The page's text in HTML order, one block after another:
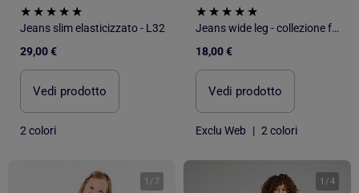
Jeans slim elasticizzato - L32
29,00 €
Vedi prodotto
2 colori
Jeans wide leg - collezione facile da indossare
18,00 €
Vedi prodotto
Exclu Web | 2 colori
1 / 7 1 /4